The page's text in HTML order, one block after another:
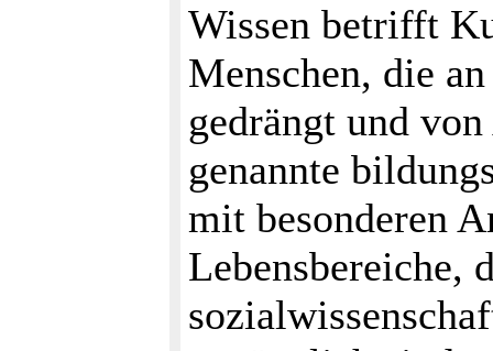
Wissen betrifft
Menschen, die
gedrängt und
genannte
mit besonderen
Lebensbereiche,